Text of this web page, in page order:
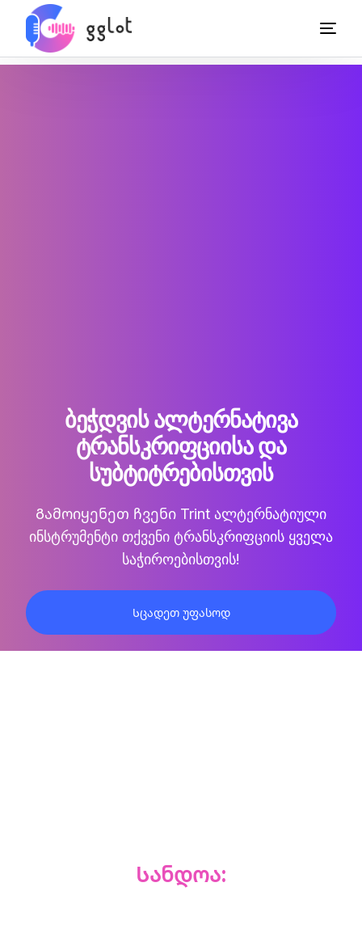
ᲑᲔᲭᲓᲕᲘᲡ ᲐᲚᲢᲔᲠᲜᲐᲢᲘᲕᲐ
ᲢᲠᲐᲜᲡᲙᲠᲘᲤᲪᲘᲘᲡᲐ ᲓᲐ
ᲡᲣᲑᲢᲘᲢᲠᲔᲑᲘᲡᲗᲕᲘᲡ
Გამოიყენეთ ჩვენი Trint ალტერნატიული
ინსტრუმენტი თქვენი ტრანსკრიფციის ყველა
საჭიროებისთვის!
Სცადეთ უფასოდ
Სანდოა: